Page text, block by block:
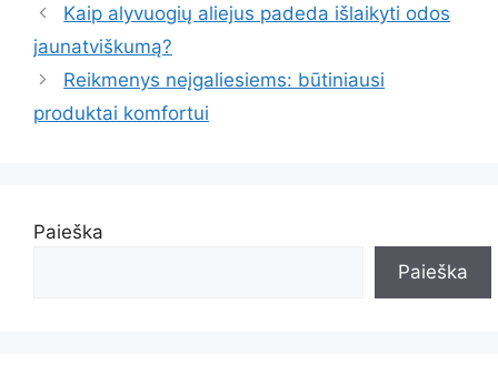
Kaip alyvuogių aliejus padeda išlaikyti odos
jaunatviškumą?
Reikmenys neįgaliesiems: būtiniausi
produktai komfortui
Paieška
Paieška